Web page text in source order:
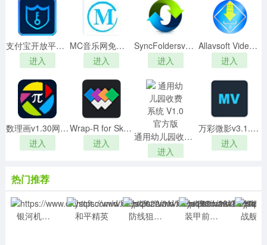
支付宝开放平台开发助手v1.0.7电脑版
进入
MC音乐网免费解析下载工具v1.0绿色版
进入
SyncFoldersv3.4.527绿色破解版
进入
Allavsoft Video Downloaderv3.17.9.7218中文绿色版
进入
数理画v1.30网络版
进入
Wrap-R for SketchUpv2021.0破解版
进入
通用幼儿园收费系统 V1.0 官方版
进入
万彩微影v3.1.4官方版
进入
热门推荐
银河机战1.902 和平精英 防线狙击 0.25 装甲前线1.8.1